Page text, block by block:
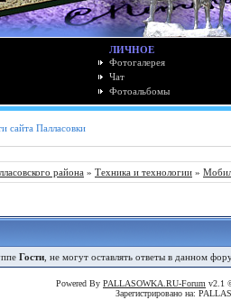
ЛИЧНОЕ
Фотогалерея
Чат
Фотоальбомы
сайта Палласовки
района » Техника и технологии »
Гости , не могут оставлять ответы в данном
Powered By PALLASOWKA.RU-Forum v2.1
Зарегистрировано на: